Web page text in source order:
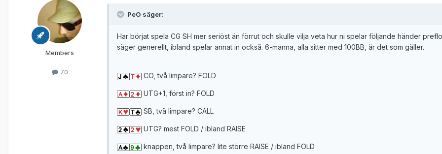
Members
70
PeO säger:
Har börjat spela CG SH mer seriöst än förrut och skulle vilja veta hur ni spelar följande händer
säger generellt, ibland spelar annat in också. 6-manna, alla sitter med 100BB, är det som gäller.
CO, två limpare? FOLD
UTG+1, först in? FOLD
SB, två limpare? CALL
UTG? mest FOLD / ibland RAISE
knappen, två limpare? lite större RAISE / ibland FOLD